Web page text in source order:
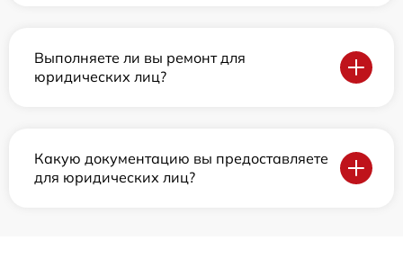
Выполняете ли вы ремонт для
юридических лиц?
Какую документацию вы предоставляете
для юридических лиц?